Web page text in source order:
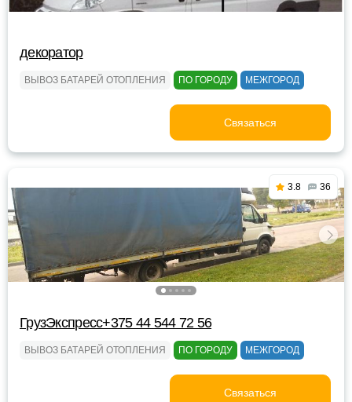
декоратор
ВЫВОЗ БАТАРЕЙ ОТОПЛЕНИЯ ПО ГОРОДУ МЕЖГОРОД
Связаться
3.8 36
ГрузЭкспресс+375 44 544 72 56
ВЫВОЗ БАТАРЕЙ ОТОПЛЕНИЯ ПО ГОРОДУ МЕЖГОРОД
Связаться